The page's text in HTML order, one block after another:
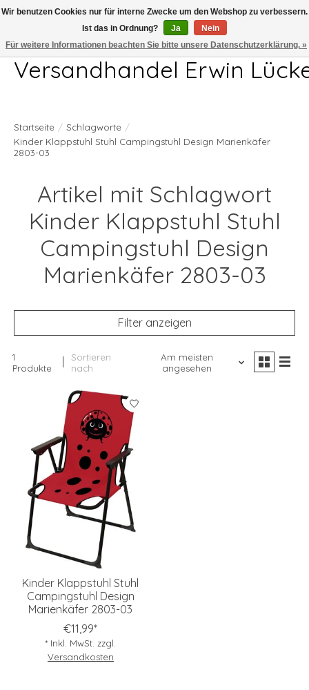
Telefon 04407 715872 MO-DO 7.00-17.00Uhr FR 7.00-13.00Uhr
Versandhandel Erwin
Startseite / Schlagworte /
Kinder Klappstuhl Stuhl Campingstuhl Design Marienkäfer
2803-03
Artikel mit Schlagwort
Kinder Klappstuhl Stuhl
Campingstuhl Design
Marienkäfer 2803-03
Filter anzeigen
1
Produkte
Sortieren
nach
Am meisten
angesehen
Kinder Klappstuhl Stuhl
Campingstuhl Design
Marienkäfer 2803-03
€11,99*
* Inkl. MwSt. zzgl.
Versandkosten
Wir benutzen Cookies nur für interne Zwecke um den Webshop zu verbessern.
Ist das in Ordnung?
Ja
Nein
Für weitere Informationen beachten Sie bitte unsere Datenschutzerklärung. »